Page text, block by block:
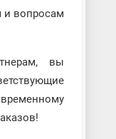
и вопросам
вы